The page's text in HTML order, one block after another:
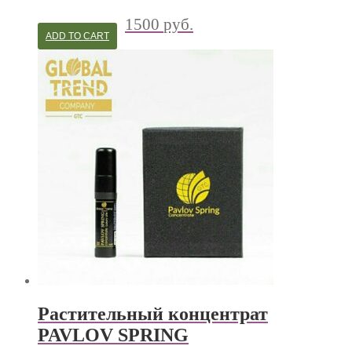
1500 руб.
ADD TO CART
Растительный концентрат
PAVLOV SPRING